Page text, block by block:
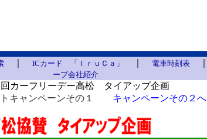
｜ ICカード 「ＩｒｕＣａ」 電車時刻表
ープ会社紹介
カーフリーデー高松 タイアップ企画
トキャンペーンその１ キャンペーンその２へ